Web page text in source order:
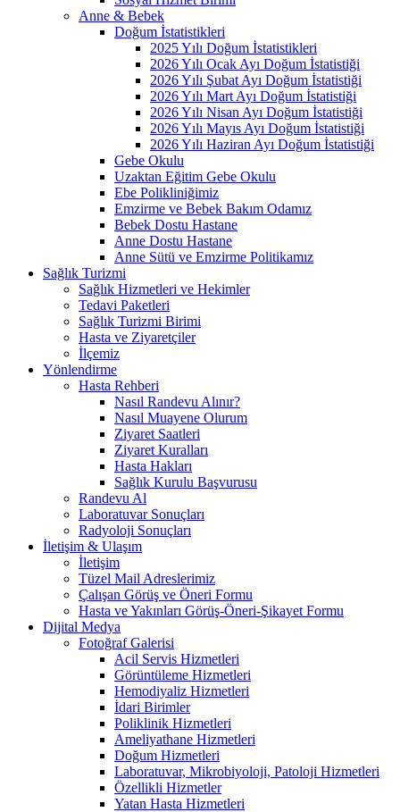
Anne & Bebek
Doğum İstatistikleri
2025 Yılı Doğum İstatistikleri
2026 Yılı Ocak Ayı Doğum İstatistiği
2026 Yılı Şubat Ayı Doğum İstatistiği
2026 Yılı Mart Ayı Doğum İstatistiği
2026 Yılı Nisan Ayı Doğum İstatistiği
2026 Yılı Mayıs Ayı Doğum İstatistiği
2026 Yılı Haziran Ayı Doğum İstatistiği
Gebe Okulu
Uzaktan Eğitim Gebe Okulu
Ebe Polikliniğimiz
Emzirme ve Bebek Bakım Odamız
Bebek Dostu Hastane
Anne Dostu Hastane
Anne Sütü ve Emzirme Politikamız
Sağlık Turizmi
Sağlık Hizmetleri ve Hekimler
Tedavi Paketleri
Sağlık Turizmi Birimi
Hasta ve Ziyaretçiler
İlçemiz
Yönlendirme
Hasta Rehberi
Nasıl Randevu Alınır?
Nasıl Muayene Olurum
Ziyaret Saatleri
Ziyaret Kuralları
Hasta Hakları
Sağlık Kurulu Başvurusu
Randevu Al
Laboratuvar Sonuçları
Radyoloji Sonuçları
İletişim & Ulaşım
İletişim
Tüzel Mail Adreslerimiz
Çalışan Görüş ve Öneri Formu
Hasta ve Yakınları Görüş-Öneri-Şikayet Formu
Dijital Medya
Fotoğraf Galerisi
Acil Servis Hizmetleri
Görüntüleme Hizmetleri
Hemodiyaliz Hizmetleri
İdari Birimler
Poliklinik Hizmetleri
Ameliyathane Hizmetleri
Doğum Hizmetleri
Laboratuvar, Mikrobiyoloji, Patoloji Hizmetleri
Özellikli Hizmetler
Yatan Hasta Hizmetleri